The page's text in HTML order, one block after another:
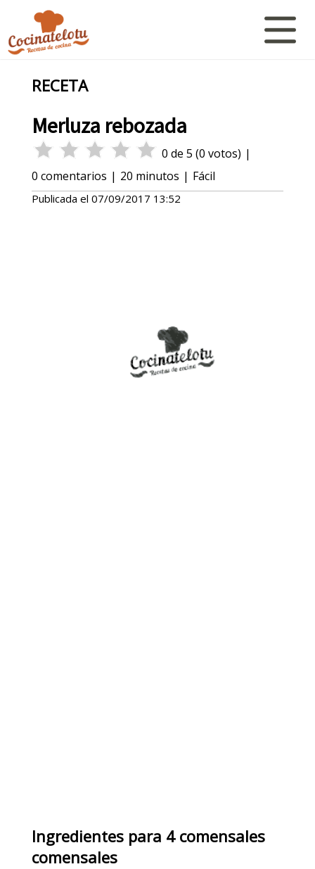
RECETA
Merluza rebozada
0 de 5 (0 votos) |
0 comentarios | 20 minutos | Fácil
Publicada el 07/09/2017 13:52
Ingredientespara 4 comensales
comensales